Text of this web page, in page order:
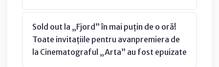
Sold out la „Fjord” în mai puțin de o oră!
Toate invitațiile pentru avanpremiera de
la Cinematograful „Arta” au fost epuizate